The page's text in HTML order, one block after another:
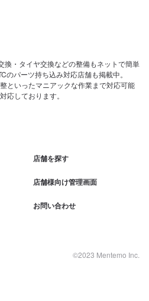
換・タイヤ交換などの整備もネットで簡単
のパーツ持ち込み対応店舗も掲載中。
といったマニアックな作業まで対応可能
応しております。
店舗を探す
店舗様向け管理画面
お問い合わせ
©2023 Mentemo Inc.